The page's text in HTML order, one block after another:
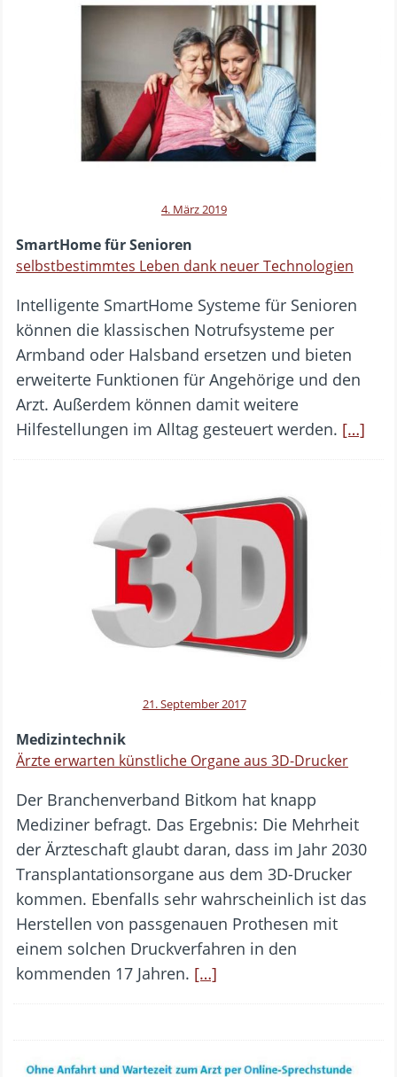
4. März 2019
SmartHome für Senioren
selbstbestimmtes Leben dank neuer Technologien
Intelligente SmartHome Systeme für Senioren
können die klassischen Notrufsysteme per
Armband oder Halsband ersetzen und bieten
erweiterte Funktionen für Angehörige und den
Arzt. Außerdem können damit weitere
Hilfestellungen im Alltag gesteuert werden. […]
21. September 2017
Medizintechnik
Ärzte erwarten künstliche Organe aus 3D-Drucker
Der Branchenverband Bitkom hat knapp
Mediziner befragt. Das Ergebnis: Die Mehrheit
der Ärzteschaft glaubt daran, dass im Jahr 2030
Transplantationsorgane aus dem 3D-Drucker
kommen. Ebenfalls sehr wahrscheinlich ist das
Herstellen von passgenauen Prothesen mit
einem solchen Druckverfahren in den
kommenden 17 Jahren. […]